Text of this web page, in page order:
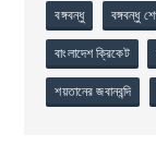
বঙ্গবন্ধু বঙ্গবন্ধু
বাংলাদেশ ক্রিকেট
শয়তানের জবানবন্দি